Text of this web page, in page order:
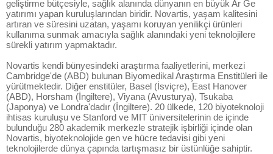
geliştirme bütçesiyle, sağlık alanında dünyanın en büyük Ar Ge
yatırımı yapan kuruluşlarından biridir. Novartis, yaşam kalitesini
artıran ve süresini uzatan, yaşamı koruyan yenilikçi ürünleri
kullanıma sunmak amacıyla sağlık alanındaki yeni teknolojilere
sürekli yatırım yapmaktadır.
Novartis kendi bünyesindeki araştırma faaliyetlerini, merkezi
Cambridge'de (ABD) bulunan Biyomedikal Araştırma Enstitüleri ile
yürütmektedir. Diğer enstitüler, Basel (İsviçre), East Hanover
(ABD), Horsham (İngiltere), Viyana (Avusturya), Tsukaba
(Japonya) ve Londra'dadır (İngiltere). 20 ülkede, 120 biyoteknoloji
ihtisas kuruluşu ve Stanford ve MIT üniversitelerinin de içinde
bulunduğu 280 akademik merkezle stratejik işbirliği içinde olan
Novartis, biyoteknolojide gen ve hücre tedavisi gibi yeni
teknolojilerde dünya çapında tartışmasız bir üstünlüğe sahiptir.